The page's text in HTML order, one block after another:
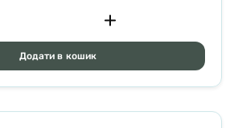
Додати в кошик